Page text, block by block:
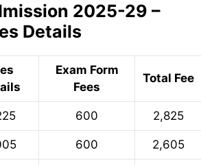
2025-29 –
Details
Exam Form
Fees
Total Fee
600 2,825
600 2,605